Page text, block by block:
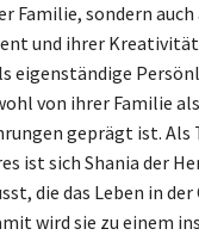
Familie, sondern
und ihrer
eigenständige
von ihrer Familie
geprägt ist. Als
ist sich Shania der
die das Leben in
wird sie zu einem